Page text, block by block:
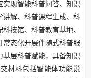
实现智能科普问答、知识
讲解、科普课程生成、科
技馆、科普教育基地、
常态化开展伴随式科普服
基层科普赋能，具备知识
材料包括智能体功能说